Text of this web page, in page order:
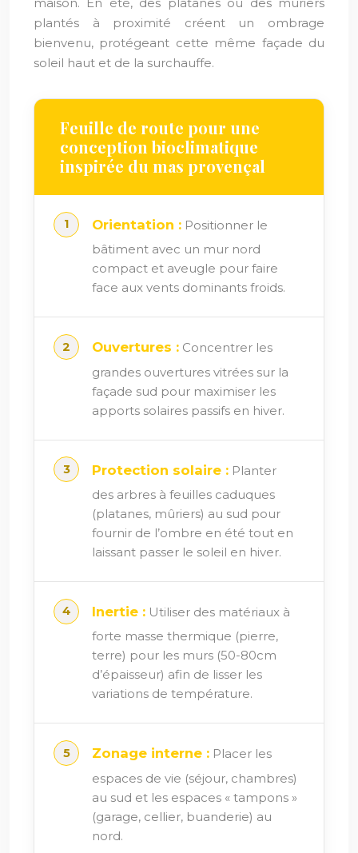
plantés à proximité créent un ombrage
bienvenu, protégeant cette même façade du
soleil haut et de la surchauffe.
Feuille de route pour une
conception bioclimatique
inspirée du mas provençal
Orientation : Positionner le
bâtiment avec un mur nord
compact et aveugle pour faire
face aux vents dominants froids.
Ouvertures : Concentrer les
grandes ouvertures vitrées sur la
façade sud pour maximiser les
apports solaires passifs en hiver.
Protection solaire : Planter
des arbres à feuilles caduques
(platanes, mûriers) au sud pour
fournir de l’ombre en été tout en
laissant passer le soleil en hiver.
Inertie : Utiliser des matériaux à
forte masse thermique (pierre,
terre) pour les murs (50-80cm
d’épaisseur) afin de lisser les
variations de température.
Zonage interne : Placer les
espaces de vie (séjour, chambres)
au sud et les espaces « tampons »
(garage, cellier, buanderie) au
nord.